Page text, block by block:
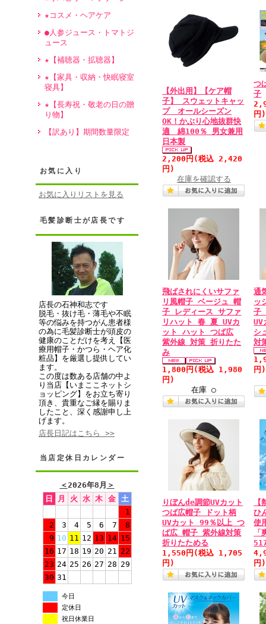
★コスメ・ヘアケア
●人参ジュース・トマトジ
ュース
★【補聴器・拡聴器】
★【家具・収納・快眠寝室
寝具】
★【長寿祝・敬老の日の贈
り物】
【訳あり】期間数量限定
お気に入り
お気に入りリストを見る
毛髪診断士が店長です
店長の石神和志です
脱毛・抜け毛・薄毛や不眠
等の悩みを持つがん患者様
の為に毛髪診断士が頭皮の
健康のことだけを考え【医
療用帽子・かつら・ヘア化
粧品】を厳選し提供してい
ます。
この度は数ある店舗の中よ
り当店【いまここネットシ
ョッピング】をお立ち寄り
頂き、貴重なご縁を賜りま
したこと、深く感謝申し上
げます。
店長日記はこちら >>
当店定休日カレンダー
＜2026年8月 ＞
日
月 火 水 木 金
土
1
2
3 4 5 6 7
8
9 10 11 12 13 14 15
16 17 18 19 20 21 22
23 24 25 26 27 28 29
30 31
今日
定休日
祝日休業日
【外出用】【ケア帽
子】 スウェットキャッ
プ オールシーズン
OK！かぶり心地抜群快
適 綿100％ 男女兼用
日本製
2,200円 (税込 2,420
円)
在庫を確認する
つ
子
円)
飛ばされにくいサファ
リ風帽子 ベージュ 帽
子 レディース サファ
リハット 春 夏 UVカ
ット ハット つば広
紫外線 対策 折りたた
み
1,800円 (税込 1,980
円)
在庫 ○
通
ッ
子
シ
対
円)
りぼんde調節UVカット
つば広帽子 ドット柄
UVカット 99％以上 つ
ば広 帽子 紫外線対策
折りたためる
1,550円 (税込 1,705
円)
ひ
使
円)